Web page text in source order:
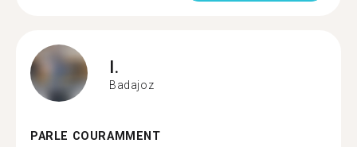
I.
Badajoz
PARLE COURAMMENT